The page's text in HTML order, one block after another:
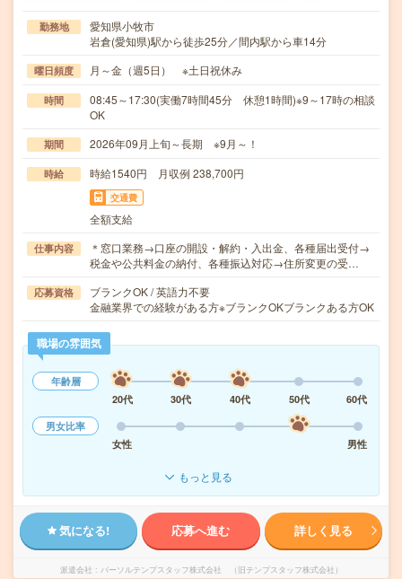
勤務地
愛知県小牧市
岩倉(愛知県)駅から徒歩25分／間内駅から車14分
曜日頻度 月～金（週5日） ※土日祝休み
時間
08:45～17:30(実働7時間45分 休憩1時間)※9～17時の相談
OK
期間 2026年09月上旬～長期 ※9月～！
時給 時給1540円 月収例 238,700円
交通費
全額支給
仕事内容
＊窓口業務→口座の開設・解約・入出金、各種届出受付→
税金や公共料金の納付、各種振込対応→住所変更の受…
応募資格
ブランクOK / 英語力不要
金融業界での経験がある方※ブランクOKブランクある方OK
職場の雰囲気
年齢層
20代
30代 40代 50代
60代
男女比率
女性
男性
もっと見る
気になる! 応募へ進む 詳しく見る
派遣会社 パーソルテンプスタッフ株式会社 （旧テンプスタッフ株式会社）